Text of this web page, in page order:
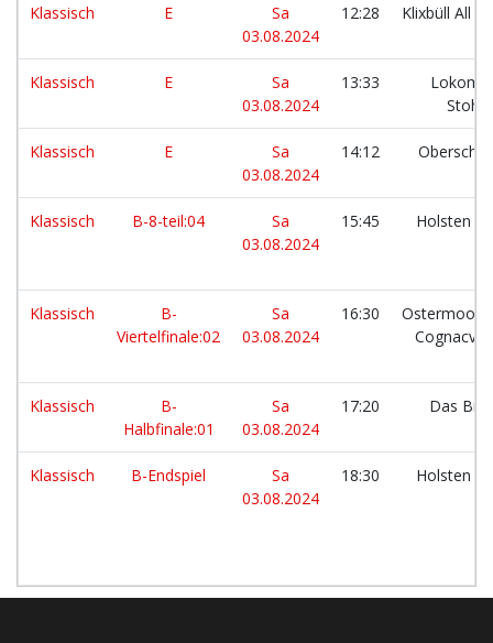
Klassisch E
Sa
03.08.2024
12:28 Klixbüll All
Klassisch E
Sa
03.08.2024
13:33
Klassisch E
Sa
03.08.2024
14:12
Klassisch B-8-teil:04
Sa
03.08.2024
15:45 Holsten
Klassisch
B-
Viertelfinale:02
Sa
03.08.2024
16:30
Klassisch
B-
Halbfinale:01
Sa
03.08.2024
17:20 Das
Klassisch B-Endspiel
Sa
03.08.2024
18:30 Holsten